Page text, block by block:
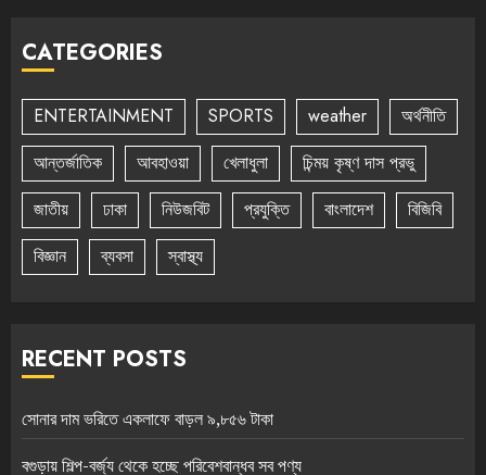
CATEGORIES
ENTERTAINMENT SPORTS weather
অর্থনীতি
আন্তর্জাতিক
আবহাওয়া খেলাধুলা
চিন্ময় কৃষ্ণ দাস প্রভু
জাতীয়
ঢাকা নিউজবিট প্রযুক্তি বাংলাদেশ
বিজিবি
বিজ্ঞান
ব্যবসা স্বাস্থ্য
RECENT POSTS
সোনার দাম ভরিতে একলাফে বাড়ল ৯,৮৫৬ টাকা
বগুড়ায় শিল্প-বর্জ্য থেকে হচ্ছে পরিবেশবান্ধব সব পণ্য